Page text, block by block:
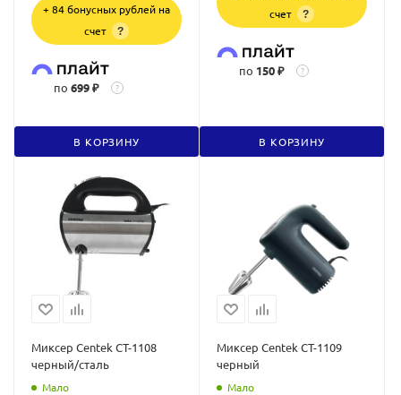
+ 84 бонусных рублей на
счет
?
по 699 ₽ ?
В КОРЗИНУ
счет
?
по 150 ₽ ?
В КОРЗИНУ
Миксер Centek CT-1108
черный/сталь
Мало
Миксер Centek CT-1109
черный
Мало